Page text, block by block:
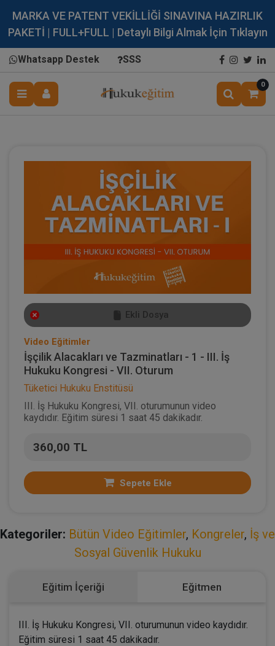
MARKA VE PATENT VEKİLLİĞİ SINAVINA HAZIRLIK
PAKETİ | FULL+FULL | Detaylı Bilgi Almak İçin Tıklayın
Whatsapp Destek SSS
0
Ekli Dosya
Video Eğitimler
İşçilik Alacakları ve Tazminatları - 1 - III. İş
Hukuku Kongresi - VII. Oturum
Tüketici Hukuku Enstitüsü
III. İş Hukuku Kongresi, VII. oturumunun video
kaydıdır. Eğitim süresi 1 saat 45 dakikadır.
360,00 TL
Sepete Ekle
Kategoriler: Bütün Video Eğitimler, Kongreler, İş ve
Sosyal Güvenlik Hukuku
Eğitim İçeriği Eğitmen
III. İş Hukuku Kongresi, VII. oturumunun video kaydıdır.
Eğitim süresi 1 saat 45 dakikadır.